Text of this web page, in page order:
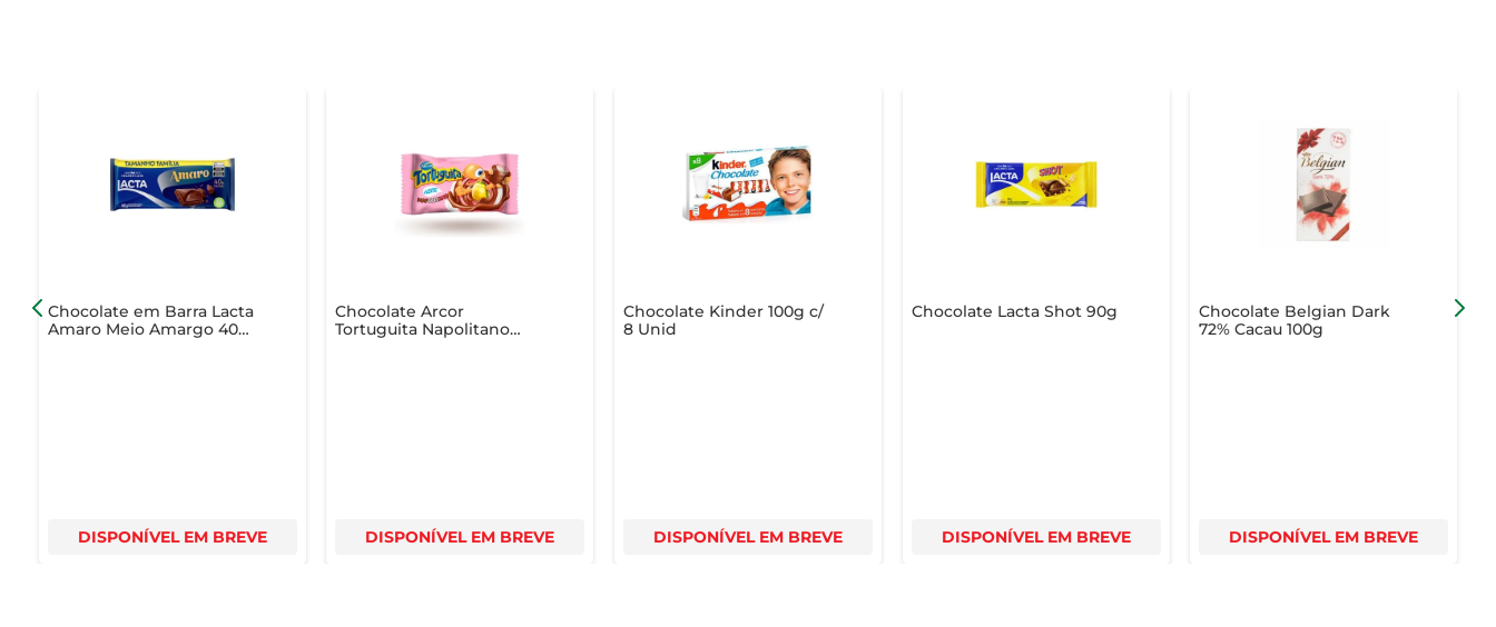
Chocolate em Barra Lacta
Amaro Meio Amargo 40%
DISPONÍVEL EM BREVE
Chocolate Arcor
Tortuguita Napolitano
DISPONÍVEL EM BREVE
Chocolate Kinder 100g c/
8 Unid
DISPONÍVEL EM BREVE
Chocolate Lacta Shot 90g
DISPONÍVEL EM BREVE
Chocolate Belgian Dark
72% Cacau 100g
DISPONÍVEL EM BREVE